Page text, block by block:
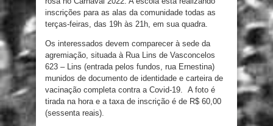
inscrições para as alas da comunidade todas as
terças-feiras, das 19h às 21h, em sua quadra.
Os interessados devem comparecer à sede da
agremiação, situada à Rua Lins de Vasconcelos
623 – Lins (entrada pelos fundos, rua Ernestina)
munidos de documento de identidade e carteira de
vacinação completa contra a Covid-19. A foto é
tirada na hora e a taxa de inscrição é de R$ 60,00
(sessenta reais).